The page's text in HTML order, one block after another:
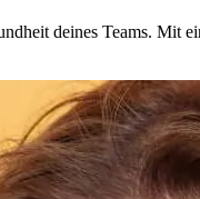
deines Teams. Mit